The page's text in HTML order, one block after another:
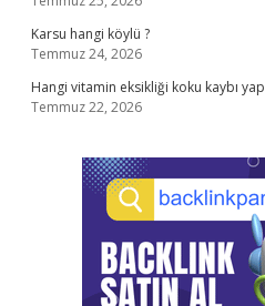
Karsu hangi köylü ?
Temmuz 24, 2026
Hangi vitamin eksikliği koku kaybı
Temmuz 22, 2026